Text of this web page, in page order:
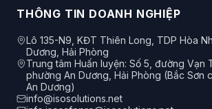
THÔNG TIN DOANH NGHIỆP
Lô 135-N9, KĐT Thiên Long, TDP Hòa
Dương, Hải Phòng
Trung tâm Huấn luyện: Số 5, đường Vạn
phường An Dương, Hải Phòng (Bắc Sơn
An Dương)
info@isosolutions.net